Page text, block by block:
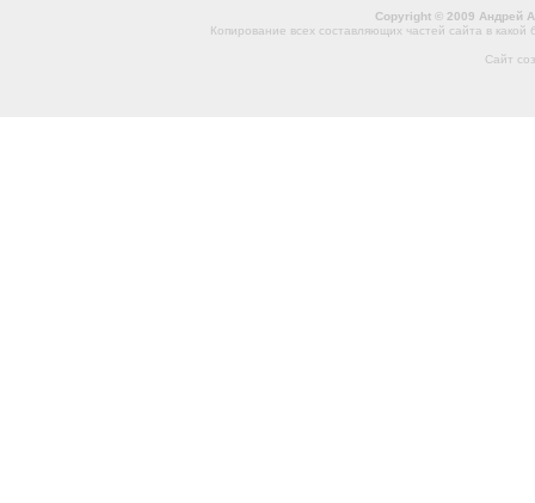
Copyright © 2009 Андрей
Копирование всех составляющих частей сайта в
Сайт